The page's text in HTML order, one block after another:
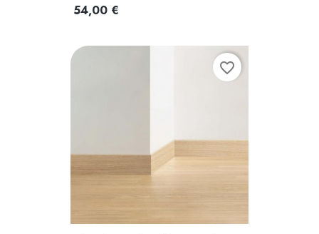
54,00 €
favorite_border